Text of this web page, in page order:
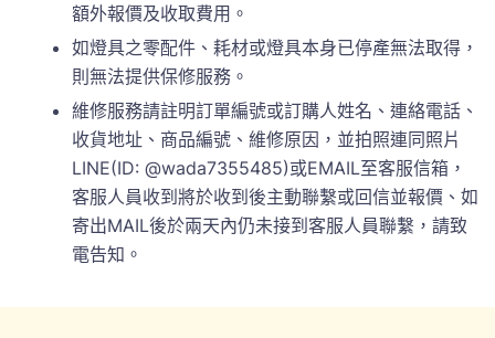
額外報價及收取費用。
如燈具之零配件、耗材或燈具本身已停產無法取得，
則無法提供保修服務。
維修服務請註明訂單編號或訂購人姓名、連絡電話、
收貨地址、商品編號、維修原因，並拍照連同照片
LINE(ID: @wada7355485)或EMAIL至客服信箱，
客服人員收到將於收到後主動聯繫或回信並報價、如
寄出MAIL後於兩天內仍未接到客服人員聯繫，請致
電告知。